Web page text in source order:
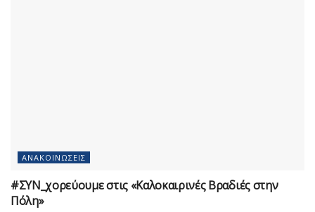
ΑΝΑΚΟΙΝΏΣΕΙΣ
#ΣΥΝ_χορεύουμε στις «Καλοκαιρινές Βραδιές στην
Πόλη»